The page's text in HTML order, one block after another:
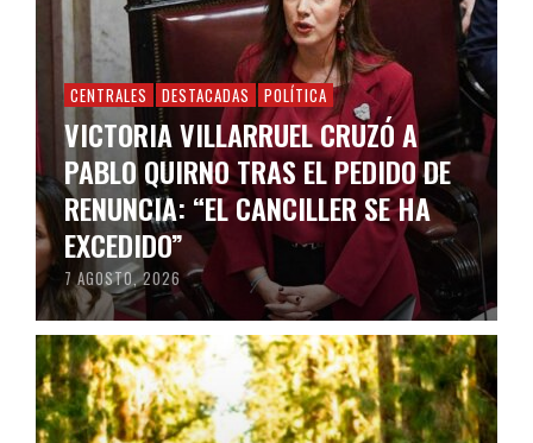
CENTRALES DESTACADAS POLÍTICA
VICTORIA VILLARRUEL CRUZÓ A
PABLO QUIRNO TRAS EL PEDIDO DE
RENUNCIA: “EL CANCILLER SE HA
EXCEDIDO”
7 AGOSTO, 2026